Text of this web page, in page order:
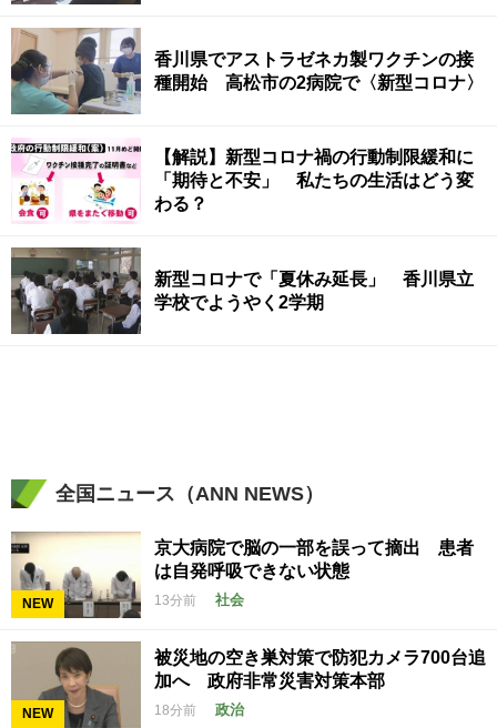
香川県でアストラゼネカ製ワクチンの接
種開始 高松市の2病院で〈新型コロナ〉
【解説】新型コロナ禍の行動制限緩和に
「期待と不安」 私たちの生活はどう変
わる？
新型コロナで「夏休み延長」 香川県立
学校でようやく2学期
全国ニュース（ANN NEWS）
NEW
京大病院で脳の一部を誤って摘出 患者
は自発呼吸できない状態
13分前 社会
NEW
被災地の空き巣対策で防犯カメラ700台追
加へ 政府非常災害対策本部
18分前 政治